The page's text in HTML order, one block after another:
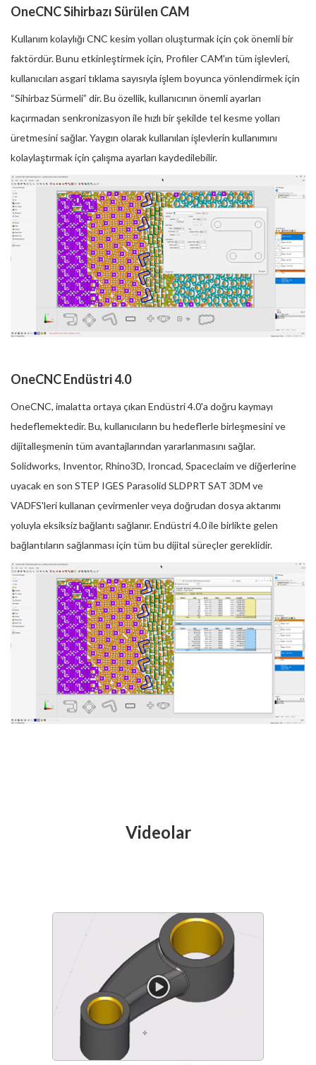
OneCNC Sihirbazı Sürülen CAM
Kullanım kolaylığı CNC kesim yolları oluşturmak için çok önemli bir
faktördür. Bunu etkinleştirmek için, Profiler CAM'ın tüm işlevleri,
kullanıcıları asgari tıklama sayısıyla işlem boyunca yönlendirmek için
“Sihirbaz Sürmeli” dir. Bu özellik, kullanıcının önemli ayarları
kaçırmadan senkronizasyon ile hızlı bir şekilde tel kesme yolları
üretmesini sağlar. Yaygın olarak kullanılan işlevlerin kullanımını
kolaylaştırmak için çalışma ayarları kaydedilebilir.
OneCNC Endüstri 4.0
OneCNC, imalatta ortaya çıkan Endüstri 4.0'a doğru kaymayı
hedeflemektedir. Bu, kullanıcıların bu hedeflerle birleşmesini ve
dijitalleşmenin tüm avantajlarından yararlanmasını sağlar.
Solidworks, Inventor, Rhino3D, Ironcad, Spaceclaim ve diğerlerine
uyacak en son STEP IGES Parasolid SLDPRT SAT 3DM ve
VADFS'leri kullanan çevirmenler veya doğrudan dosya aktarımı
yoluyla eksiksiz bağlantı sağlanır. Endüstri 4.0 ile birlikte gelen
bağlantıların sağlanması için tüm bu dijital süreçler gereklidir.
Videolar